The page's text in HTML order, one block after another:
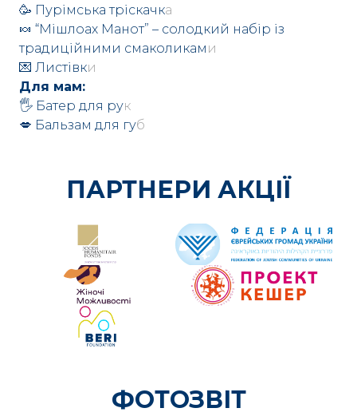
🥳 Пурімська тріскачка
🍬 “Мішлоах Манот” – солодкий набір із
традиційними смаколикам и
💌 Листівки
Для мам:
🖐 Батер для рук
💋 Бальзам для губ
ПАРТНЕРИ АКЦІЇ
ФОТОЗВІТ